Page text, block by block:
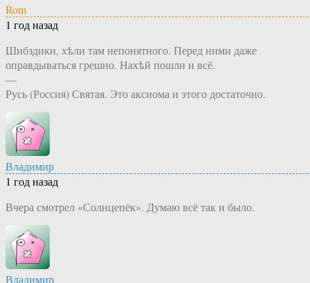
Rom
1 год назад
Шибздики, хѣли там непонятного. Перед ними даже
оправдываться грешно. Нахѣй пошли и всё.
—
Русь (Россия) Святая. Это аксиома и этого достаточно.
Владимир
1 год назад
Вчера смотрел «Солнцепёк». Думаю всё так и было.
Владимир